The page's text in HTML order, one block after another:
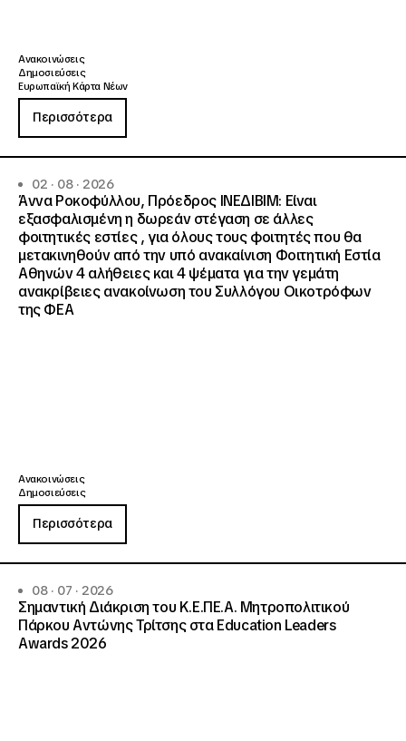
Ανακοινώσεις
Δημοσιεύσεις
Ευρωπαϊκή Κάρτα Νέων
Περισσότερα
02 · 08 · 2026
Άννα Ροκοφύλλου, Πρόεδρος ΙΝΕΔΙΒΙΜ: Είναι
εξασφαλισμένη η δωρεάν στέγαση σε άλλες
φοιτητικές εστίες , για όλους τους φοιτητές που θα
μετακινηθούν από την υπό ανακαίνιση Φοιτητική Εστία
Αθηνών 4 αλήθειες και 4 ψέματα για την γεμάτη
ανακρίβειες ανακοίνωση του Συλλόγου Οικοτρόφων
της ΦΕΑ
Ανακοινώσεις
Δημοσιεύσεις
Περισσότερα
08 · 07 · 2026
Σημαντική Διάκριση του Κ.Ε.ΠΕ.Α. Μητροπολιτικού
Πάρκου Αντώνης Τρίτσης στα Education Leaders
Awards 2026